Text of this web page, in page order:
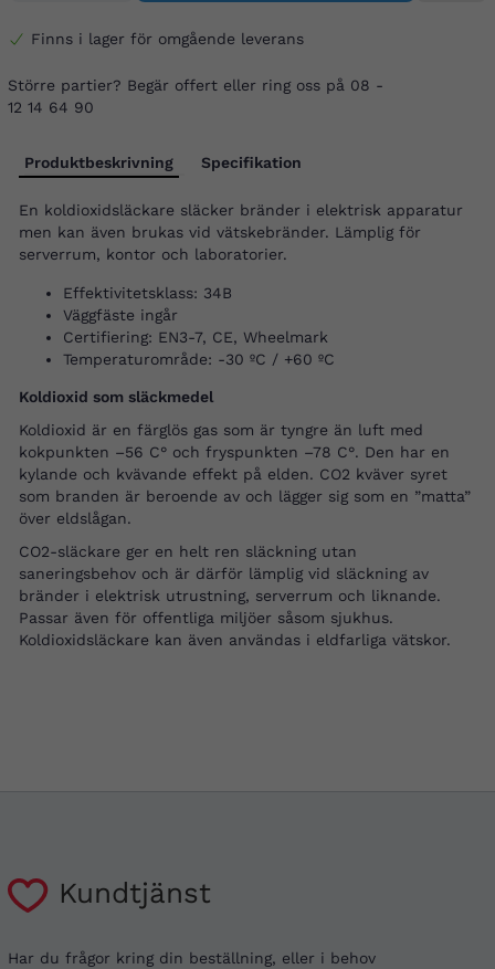
Finns i lager för omgående leverans
Större partier? Begär offert eller ring oss på 08 -
12 14 64 90
Produktbeskrivning Specifikation
En koldioxidsläckare släcker bränder i elektrisk apparatur
men kan även brukas vid vätskebränder. Lämplig för
serverrum, kontor och laboratorier.
Effektivitetsklass: 34B
Väggfäste ingår
Certifiering: EN3-7, CE, Wheelmark
Temperaturområde: -30 ºC / +60 ºC
Koldioxid som släckmedel
Koldioxid är en färglös gas som är tyngre än luft med
kokpunkten –56 C° och fryspunkten –78 C°. Den har en
kylande och kvävande effekt på elden. CO2 kväver syret
som branden är beroende av och lägger sig som en ”matta”
över eldslågan.
CO2-släckare ger en helt ren släckning utan
saneringsbehov och är därför lämplig vid släckning av
bränder i elektrisk utrustning, serverrum och liknande.
Passar även för offentliga miljöer såsom sjukhus.
Koldioxidsläckare kan även användas i eldfarliga vätskor.
Kundtjänst
Har du frågor kring din beställning, eller i behov